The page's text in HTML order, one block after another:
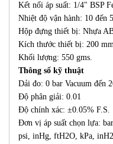
Kết nối áp suất: 1/4" BSP
Nhiệt độ vận hành: 10 đến
Hộp đựng thiết bị: Nhựa
Kích thước thiết bị: 200
Khối lượng: 550 gms.
Thông số kỹ thuật
Dải đo: 0 bar Vacuum đến
Độ phân giải: 0.01
Độ chính xác: ±0.05% F.S.
Đơn vị áp suất chọn lựa:
psi, inHg, ftH2O, kPa,